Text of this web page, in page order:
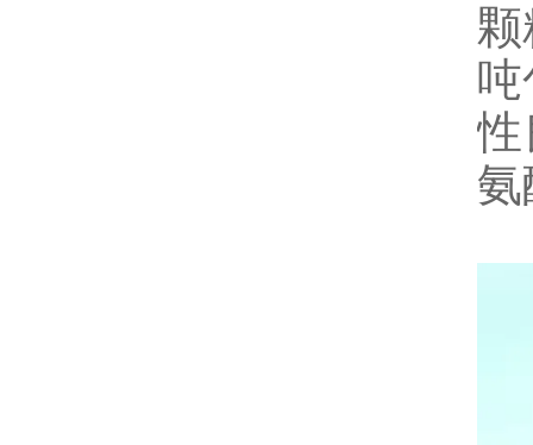
性